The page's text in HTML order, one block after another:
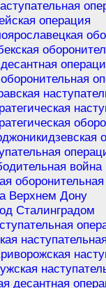
операция
Верхнем Дону
Сталинградом
десантная